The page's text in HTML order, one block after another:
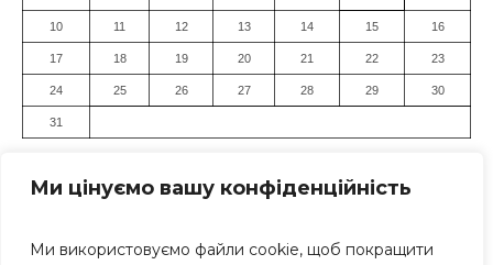
Ми цінуємо вашу конфіденційність
Ми використовуємо файли cookie, щоб покращити
10 11 12 13 14 15 16
17 18 19 20 21 22 23
24 25 26 27 28 29 30
31